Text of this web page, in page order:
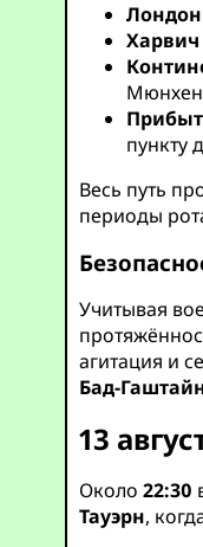
Мюнхен
пункту
Весь путь
периоды
Учитывая
агитация и
Бад-
13
Около22:30
Тауэрн,